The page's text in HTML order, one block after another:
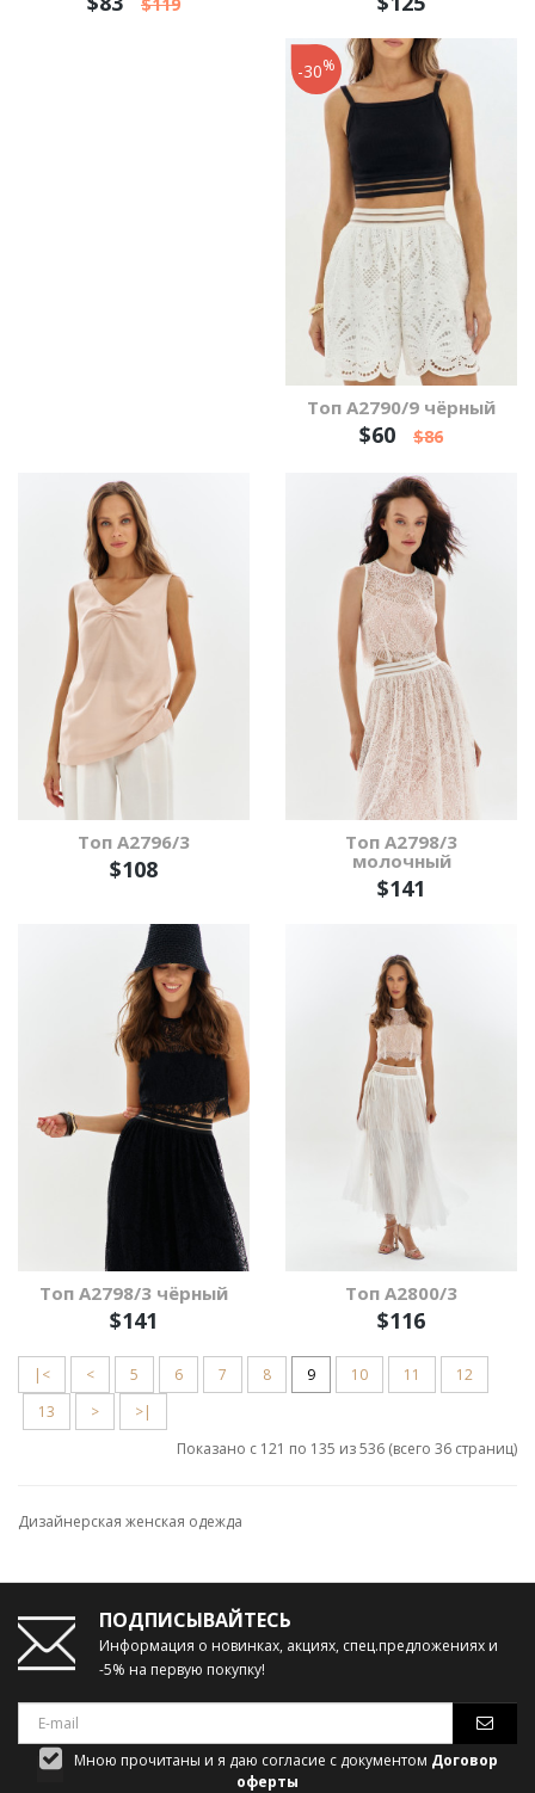
Топ А2790/9 чёрный
$60 $86
-30%
Топ А2796/3
$108
Топ А2798/3
молочный
$141
Топ А2798/3 чёрный
$141
Топ А2800/3
$116
|< < 5 6 7 8 9 10 11
12
13
>
>|
Показано с 121 по 135 из 536 (всего 36 страниц)
Дизайнерская женская одежда
ПОДПИСЫВАЙТЕСЬ
Информация о новинках, акциях, спец.предложениях и
-5% на первую покупку!
Мною прочитаны и я даю согласие с документом Договор
оферты